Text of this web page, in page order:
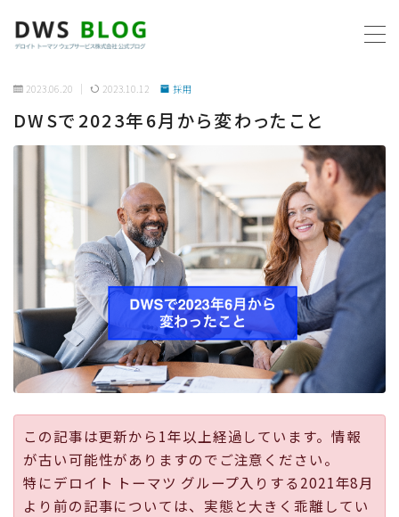
ホーム
プログラミング
ビジネス
リモートワーク
社内制度
採用
公式ページ
2023.06.20 2023.10.12 採用
DWSで2023年6月から変わったこと
この記事は更新から1年以上経過しています。情報
が古い可能性がありますのでご注意ください。
特にデロイト トーマツ グループ入りする2021年8月
より前の記事については、実態と大きく乖離してい